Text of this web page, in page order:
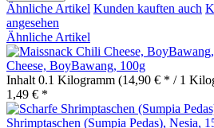
Ähnliche Artikel Kunden kauften auch
angesehen
Ähnliche Artikel
Cheese, BoyBawang, 100g
Inhalt 0.1 Kilogramm (14,90 € * / 1
1,49 € *
Shrimptaschen (Sumpia Pedas), Nesia,